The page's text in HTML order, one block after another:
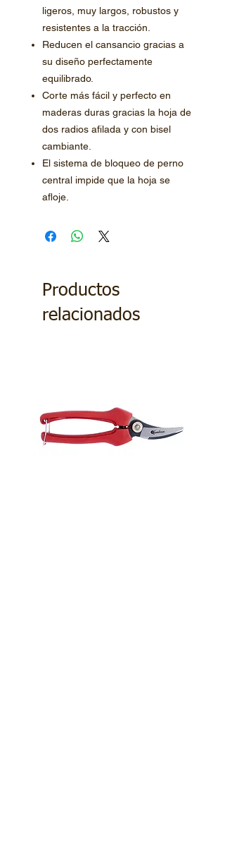
ligeros, muy largos, robustos y
resistentes a la tracción.
Reducen el cansancio gracias a
su diseño perfectamente
equilibrado.
Corte más fácil y perfecto en
maderas duras gracias la hoja de
dos radios afilada y con bisel
cambiante.
El sistema de bloqueo de perno
central impide que la hoja se
afloje.
Productos
relacionados